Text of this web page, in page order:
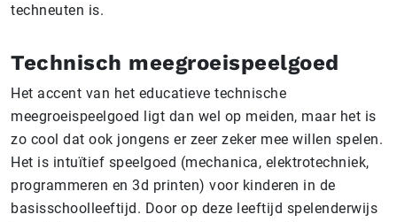
techneuten is.
Technisch meegroeispeelgoed
Het accent van het educatieve technische
meegroeispeelgoed ligt dan wel op meiden, maar het is
zo cool dat ook jongens er zeer zeker mee willen spelen.
Het is intuïtief speelgoed (mechanica, elektrotechniek,
programmeren en 3d printen) voor kinderen in de
basisschoolleeftijd. Door op deze leeftijd spelenderwijs